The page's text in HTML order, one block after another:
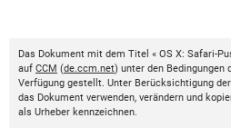
Das Dokument mit dem Titel « OS X: Safari-
auf CCM (de.ccm.net) unter den Bedingungen
Verfügung gestellt. Unter Berücksichtigung
das Dokument verwenden, verändern und
als Urheber kennzeichnen.